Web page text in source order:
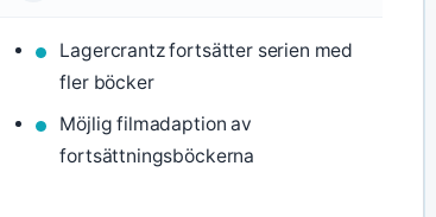
Lagercrantz fortsätter serien med
fler böcker
Möjlig filmadaption av
fortsättningsböckerna